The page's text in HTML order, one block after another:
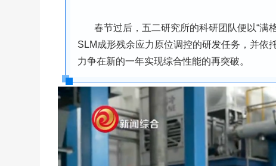
春节过后，五二研究所的科研团队便以“满
SLM成形残余应力原位调控的研发任务，并依
力争在新的一年实现综合性能的再突破。